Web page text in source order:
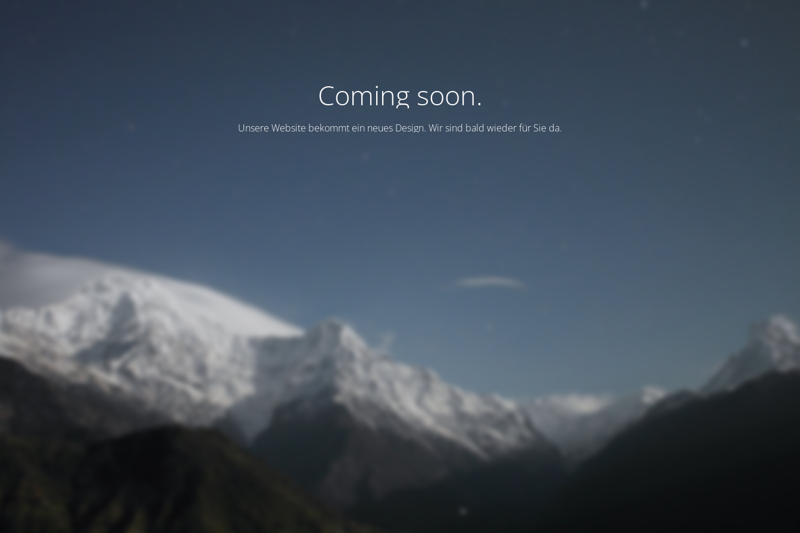
Coming soon.
Unsere Website bekommt ein neues Design. Wir sind bald wieder für Sie da.